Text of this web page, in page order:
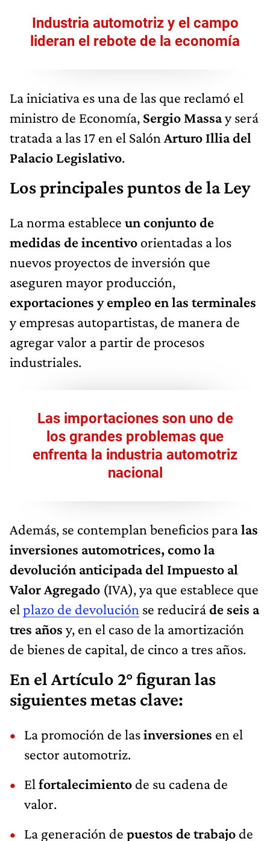
Industria automotriz y el campo
lideran el rebote de la economía
La iniciativa es una de las que reclamó el
ministro de Economía, Sergio Massay será
tratada a las 17 en el Salón Arturo Illia del
Palacio Legislativo.
Los principales puntos de la Ley
La norma establece un conjunto de
medidas de incentivo orientadas a los
nuevos proyectos de inversión que
aseguren mayor producción,
exportaciones y empleo en las terminales
y empresas autopartistas, de manera de
agregar valor a partir de procesos
industriales.
Las importaciones son uno de
los grandes problemas que
enfrenta la industria automotriz
nacional
Además, se contemplan beneficios paralas
inversiones automotrices, como la
devolución anticipada del Impuesto al
Valor Agregado (IVA), ya que establece que
el plazo de devolución se reduciráde seis a
tres años y, en el caso de la amortización
de bienes de capital, de cinco a tres años.
En el Artículo 2° figuran las
siguientes metas clave:
La promoción de lasinversiones en el
sector automotriz.
El fortalecimiento de su cadena de
valor.
La generación de puestos de trabajo de